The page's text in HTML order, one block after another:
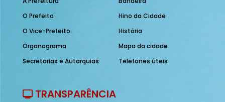
O Prefeito
O Vice-Prefeito
Organograma
Secretarias e Autarquias
Hino da Cidade
História
Mapa da cidade
Telefones úteis
TRANSPARÊNCIA